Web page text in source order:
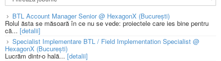
BTL Account Manager Senior @ HexagonX (București)
Rolul ăsta se măsoară în ce nu se vede: proiectele care ies bine pentru
că... [detalii]
Specialist Implementare BTL / Field Implementation Specialist @
HexagonX (București)
Lucrăm dintr-o hală...[detalii]